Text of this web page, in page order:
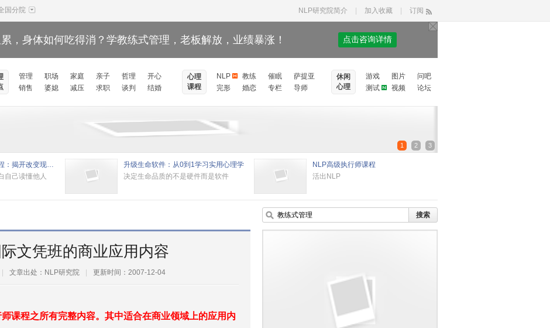
国分院 NLP研究院简介 加入收藏 订阅
，身体如何吃得消？学教练式管理，老板解放，业绩暴涨！ 点击咨询详情
管理 职场 家庭 亲子 哲理
开心
销售
婆媳 减压 求职 谈判 结婚
心理
课程
NLP 教练 催眠
萨提亚
完形
婚恋 专栏 导师
休闲
心理
游戏 图片
问吧
测试
视频 论坛
1 2 3
黄启团NLP执行师课程：揭开改变现状的秘密
自己读懂他人
升级生命软件：从0到1学习实用心理学
决定生命品质的不是硬件而是软件
NLP高级执行师课程
活出NLP
文凭班的商业应用内容
文章出处：NLP研究院 更新时间：2007-12-04
程之所有完整内容。其中适合在商业领域上的应用内